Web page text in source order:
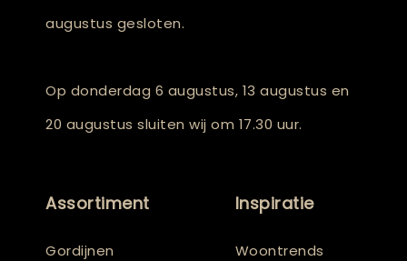
augustus gesloten.
Op donderdag 6 augustus, 13 augustus en
20 augustus sluiten wij om 17.30 uur.
Assortiment
Gordijnen
Inspiratie
Woontrends